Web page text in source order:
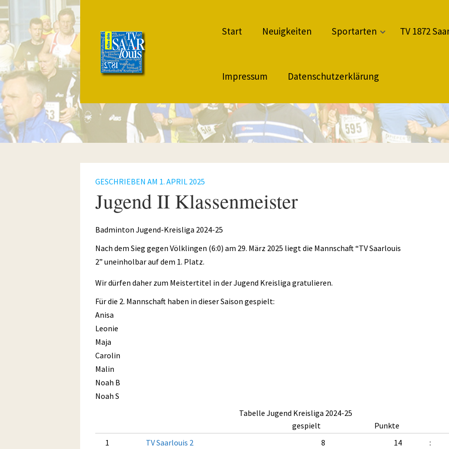
Start Neuigkeiten Sportarten TV 1872
Impressum Datenschutzerklärung
GESCHRIEBEN AM 1. APRIL 2025
Jugend II Klassenmeister
Badminton Jugend-Kreisliga 2024-25
Nach dem Sieg gegen Völklingen (6:0) am 29. März 2025 liegt die Mannschaft “TV Saarlouis
2” uneinholbar auf dem 1. Platz.
Wir dürfen daher zum Meistertitel in der Jugend Kreisliga gratulieren.
Für die 2. Mannschaft haben in dieser Saison gespielt:
Anisa
Leonie
Maja
Carolin
Malin
Noah B
Noah S
Tabelle Jugend Kreisliga 2024-25
gespielt
Punkte
1
TV Saarlouis 2 8 14 :